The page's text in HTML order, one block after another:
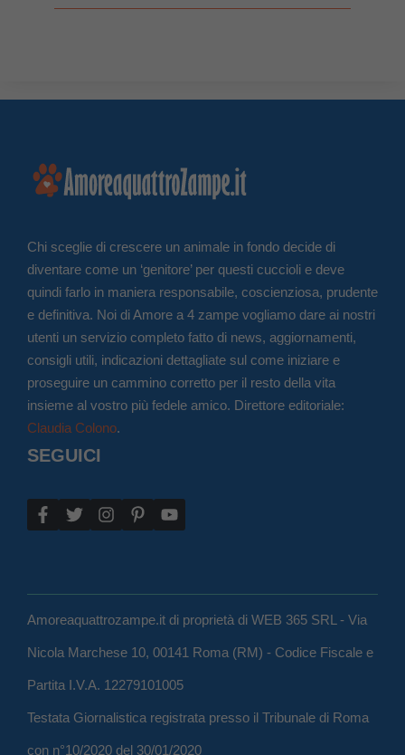
Chi sceglie di crescere un animale in fondo decide di
diventare come un ‘genitore’ per questi cuccioli e deve
quindi farlo in maniera responsabile, coscienziosa, prudente
e definitiva. Noi di Amore a 4 zampe vogliamo dare ai nostri
utenti un servizio completo fatto di news, aggiornamenti,
consigli utili, indicazioni dettagliate sul come iniziare e
proseguire un cammino corretto per il resto della vita
insieme al vostro più fedele amico. Direttore editoriale:
Claudia Colono.
SEGUICI
Amoreaquattrozampe.it di proprietà di WEB 365 SRL - Via
Nicola Marchese 10, 00141 Roma (RM) - Codice Fiscale e
Partita I.V.A. 12279101005
Testata Giornalistica registrata presso il Tribunale di Roma
con n°10/2020 del 30/01/2020